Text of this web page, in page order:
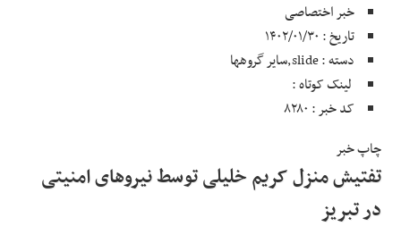
اجتماعی
حوادث
علوم و فن آوری
فرهنگی و هنری
مقالات
خبر اختصاصی
تاریخ : ۱۴۰۲/۰۱/۳۰
دسته : slide,سایر گروهها
لینک کوتاه :
کد خبر : ۸۲۸۰
چاپ خبر
تفتیش منزل کریم خلیلی توسط نیروهای امنیتی
در تبریز